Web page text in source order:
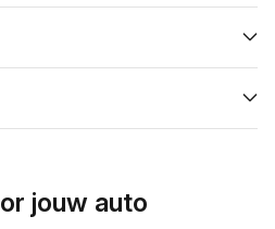
jouw auto